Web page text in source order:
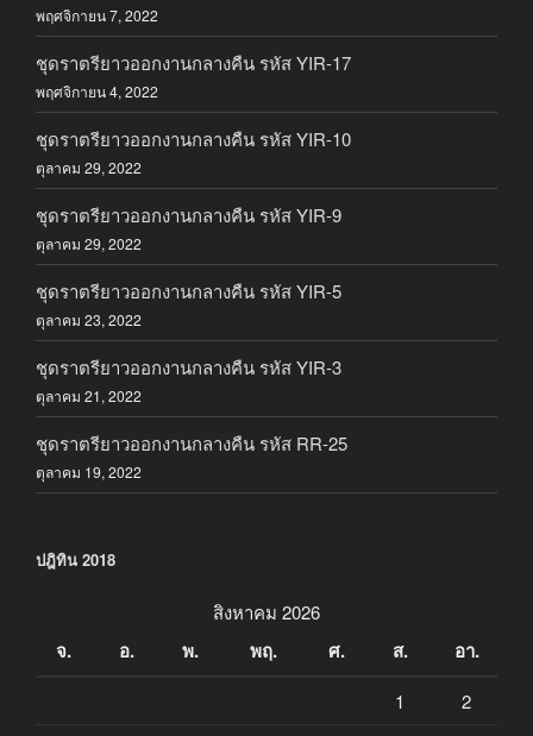
พฤศจิกายน 7, 2022
ชุดราตรียาวออกงานกลางคืน รหัส YIR-17
พฤศจิกายน 4, 2022
ชุดราตรียาวออกงานกลางคืน รหัส YIR-10
ตุลาคม 29, 2022
ชุดราตรียาวออกงานกลางคืน รหัส YIR-9
ตุลาคม 29, 2022
ชุดราตรียาวออกงานกลางคืน รหัส YIR-5
ตุลาคม 23, 2022
ชุดราตรียาวออกงานกลางคืน รหัส YIR-3
ตุลาคม 21, 2022
ชุดราตรียาวออกงานกลางคืน รหัส RR-25
ตุลาคม 19, 2022
ปฎิทิน 2018
สิงหาคม 2026
จ. อ. พ. พฤ. ศ. ส. อา.
1
2